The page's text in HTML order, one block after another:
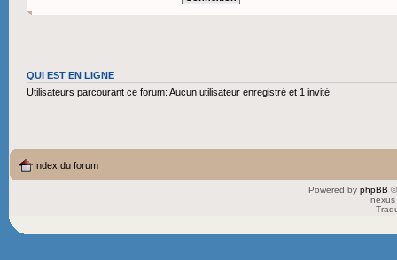
QUI EST EN LIGNE
Utilisateurs parcourant ce forum: Aucun utilisateur enregistré et 1 invité
Index du forum
Powered by phpBB